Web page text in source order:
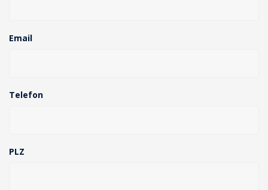
Email
Telefon
PLZ